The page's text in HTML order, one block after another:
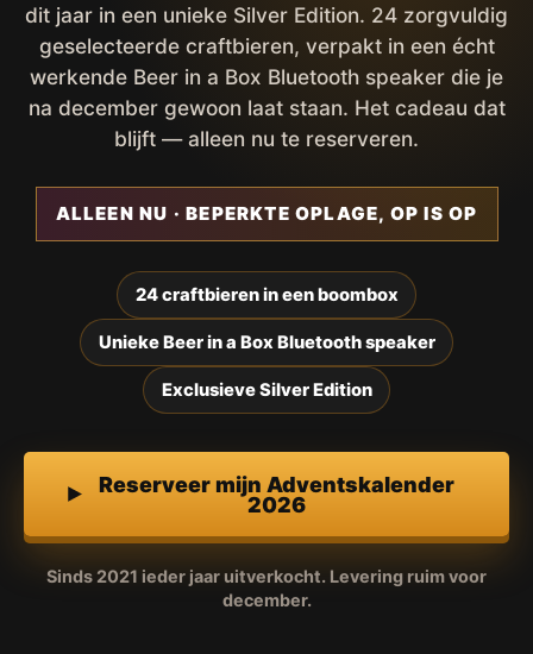
dit jaar in een unieke Silver Edition. 24 zorgvuldig
geselecteerde craftbieren, verpakt in een écht
werkende Beer in a Box Bluetooth speaker die je
na december gewoon laat staan. Het cadeau dat
blijft — alleen nu te reserveren.
ALLEEN NU · BEPERKTE OPLAGE, OP IS OP
24 craftbieren in een boombox
Unieke Beer in a Box Bluetooth speaker
Exclusieve Silver Edition
Reserveer mijn Adventskalender
2026
Sinds 2021 ieder jaar uitverkocht. Levering ruim voor
december.